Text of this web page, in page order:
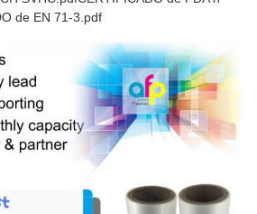
de EN 71-3.pdf